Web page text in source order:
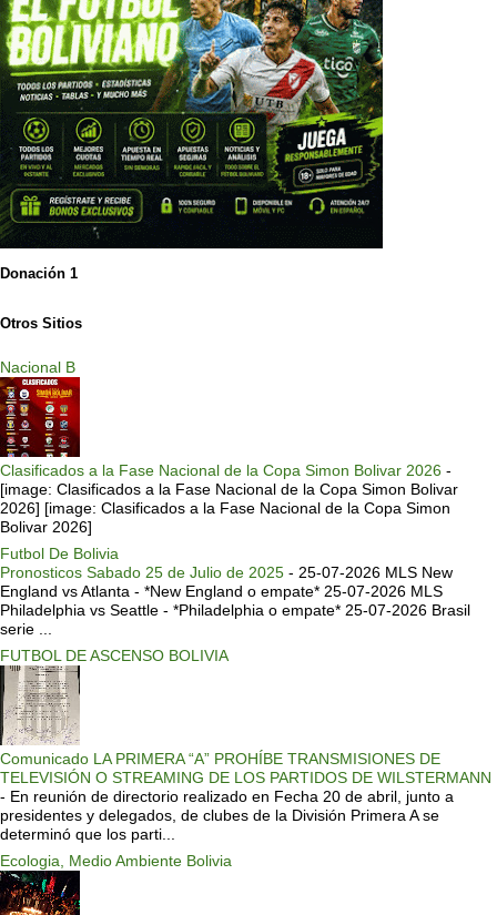
Donación 1
Otros Sitios
Nacional B
Clasificados a la Fase Nacional de la Copa Simon Bolivar 2026 -
[image: Clasificados a la Fase Nacional de la Copa Simon Bolivar
2026] [image: Clasificados a la Fase Nacional de la Copa Simon
Bolivar 2026]
Futbol De Bolivia
Pronosticos Sabado 25 de Julio de 2025 - 25-07-2026 MLS New
England vs Atlanta - *New England o empate* 25-07-2026 MLS
Philadelphia vs Seattle - *Philadelphia o empate* 25-07-2026 Brasil
serie ...
FUTBOL DE ASCENSO BOLIVIA
Comunicado LA PRIMERA “A” PROHÍBE TRANSMISIONES DE
TELEVISIÓN O STREAMING DE LOS PARTIDOS DE WILSTERMANN
- En reunión de directorio realizado en Fecha 20 de abril, junto a
presidentes y delegados, de clubes de la División Primera A se
determinó que los parti...
Ecologia, Medio Ambiente Bolivia